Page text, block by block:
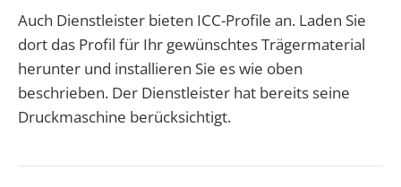
Auch Dienstleister bieten ICC-Profile an. Laden Sie
dort das Profil für Ihr gewünschtes Trägermaterial
herunter und installieren Sie es wie oben
beschrieben. Der Dienstleister hat bereits seine
Druckmaschine berücksichtigt.